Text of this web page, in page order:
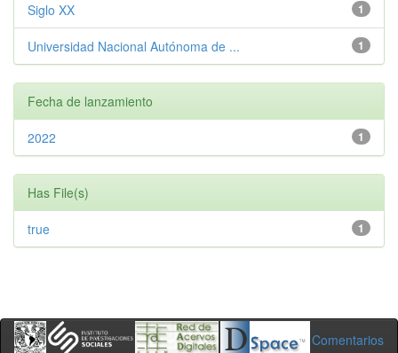
1
Siglo XX
1
Universidad Nacional Autónoma de ...
Fecha de lanzamiento
1
2022
Has File(s)
1
true
Comentarios